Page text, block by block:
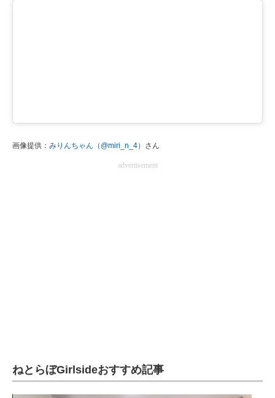
画像提供： みりんちゃん（@miri_n_4） さん
advertisement
ねとらぼGirlsideおすすめ記事